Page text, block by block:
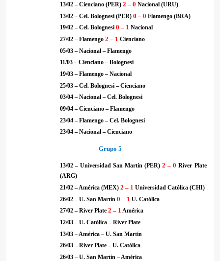
13/02 – Cienciano (PER)2 – 0 Nacional (URU)
13/02 – Cel. Bolognesi (PER)0 – 0 Flamengo (BRA)
19/02 – Cel. Bolognesi0 – 1 Nacional
27/02 – Flamengo2 – 1 Cienciano
05/03 – Nacional – Flamengo
11/03 – Cienciano – Bolognesi
19/03 – Flamengo – Nacional
25/03 – Cel. Bolognesi – Cienciano
03/04 – Nacional – Cel. Bolognesi
09/04 – Cienciano – Flamengo
23/04 – Flamengo – Cel. Bolognesi
23/04 – Nacional – Cienciano
Grupo 5
13/02 – Universidad San Martín (PER)2 – 0 River Plate
(ARG)
21/02 – América (MEX)2 – 1 Universidad Católica (CHI)
26/02 – U. San Martín0 – 1 U. Católica
27/02 – River Plate2 – 1 América
12/03 – U. Católica – River Plate
13/03 – América – U. San Martín
26/03 – River Plate – U. Católica
26/03 – U. San Martín – América